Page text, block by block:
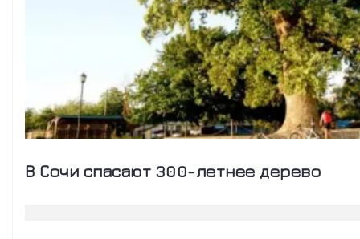
В Сочи спасают 300-летнее дерево